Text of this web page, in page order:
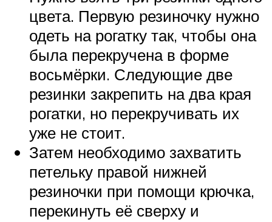
цвета. Первую резиночку нужно
одеть на рогатку так, чтобы она
была перекручена в форме
восьмёрки. Следующие две
резинки закрепить на два края
рогатки, но перекручивать их
уже не стоит.
Затем необходимо захватить
петельку правой нижней
резиночки при помощи крючка,
перекинуть её сверху и